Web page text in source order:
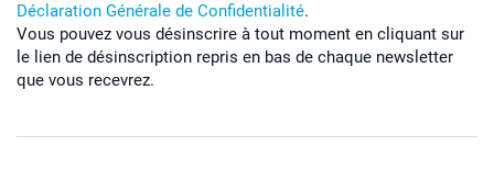
Déclaration Générale de Confidentialité.
Vous pouvez vous désinscrire à tout moment en cliquant sur
le lien de désinscription repris en bas de chaque newsletter
que vous recevrez.